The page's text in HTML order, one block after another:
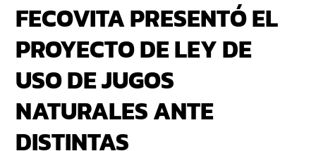
FECOVITA PRESENTÓ EL
PROYECTO DE LEY DE
USO DE JUGOS
NATURALES ANTE
DISTINTAS